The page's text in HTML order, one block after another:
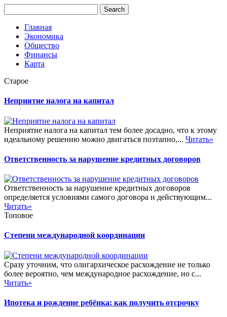
Главная
Экономика
Общество
Финансы
Карта
Старое
Неприятие налога на капитал
Неприятие налога на капитал тем более досадно, что к этому
идеальному решению можно двигаться поэтапно,... Читать»
Ответственность за нарушение кредитных договоров
Ответственность за нарушение кредитных договоров
определяется условиями самого договора и действующим...
Читать»
Топовое
Степени международной координации
Сразу уточним, что олигархическое расхождение не только
более вероятно, чем международное расхождение, но с...
Читать»
Ипотека и рождение ребёнка: как получить отсрочку